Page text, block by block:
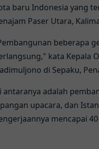
baru Indonesia yang
Paser Utara,
beberapa
kata Kepala
di Sepaku,
antaranya adalah
upacara, dan
mencapai